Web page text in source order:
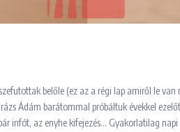
belőle (ez az a régi lap amiről le
Ádám barátommal próbáltuk évekkel
infót, az enyhe kifejezés… Gyakorlatilag